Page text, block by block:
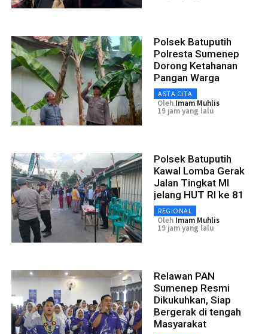
Polsek Batuputih
Polresta Sumenep
Dorong Ketahanan
Pangan Warga
ASTA CITA
Oleh Imam Muhlis
19 jam yang lalu
Polsek Batuputih
Kawal Lomba Gerak
Jalan Tingkat MI
jelang HUT RI ke 81
REGIONAL
Oleh Imam Muhlis
19 jam yang lalu
Relawan PAN
Sumenep Resmi
Dikukuhkan, Siap
Bergerak di tengah
Masyarakat